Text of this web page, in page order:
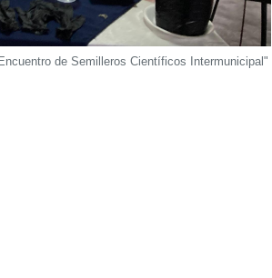
de Semilleros Científicos Intermunicipal"